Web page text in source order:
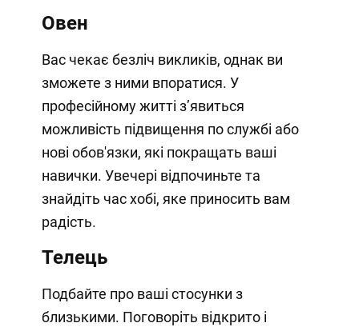
Овен
Вас чекає безліч викликів, однак ви
зможете з ними впоратися. У
професійному житті з’явиться
можливість підвищення по службі або
нові обов'язки, які покращать ваші
навички. Увечері відпочиньте та
знайдіть час хобі, яке приносить вам
радість.
Телець
Подбайте про ваші стосунки з
близькими. Поговоріть відкрито і